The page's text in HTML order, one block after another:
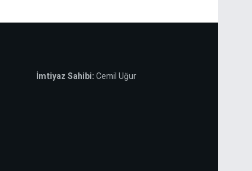
İmtiyaz Sahibi:Cemil Uğur